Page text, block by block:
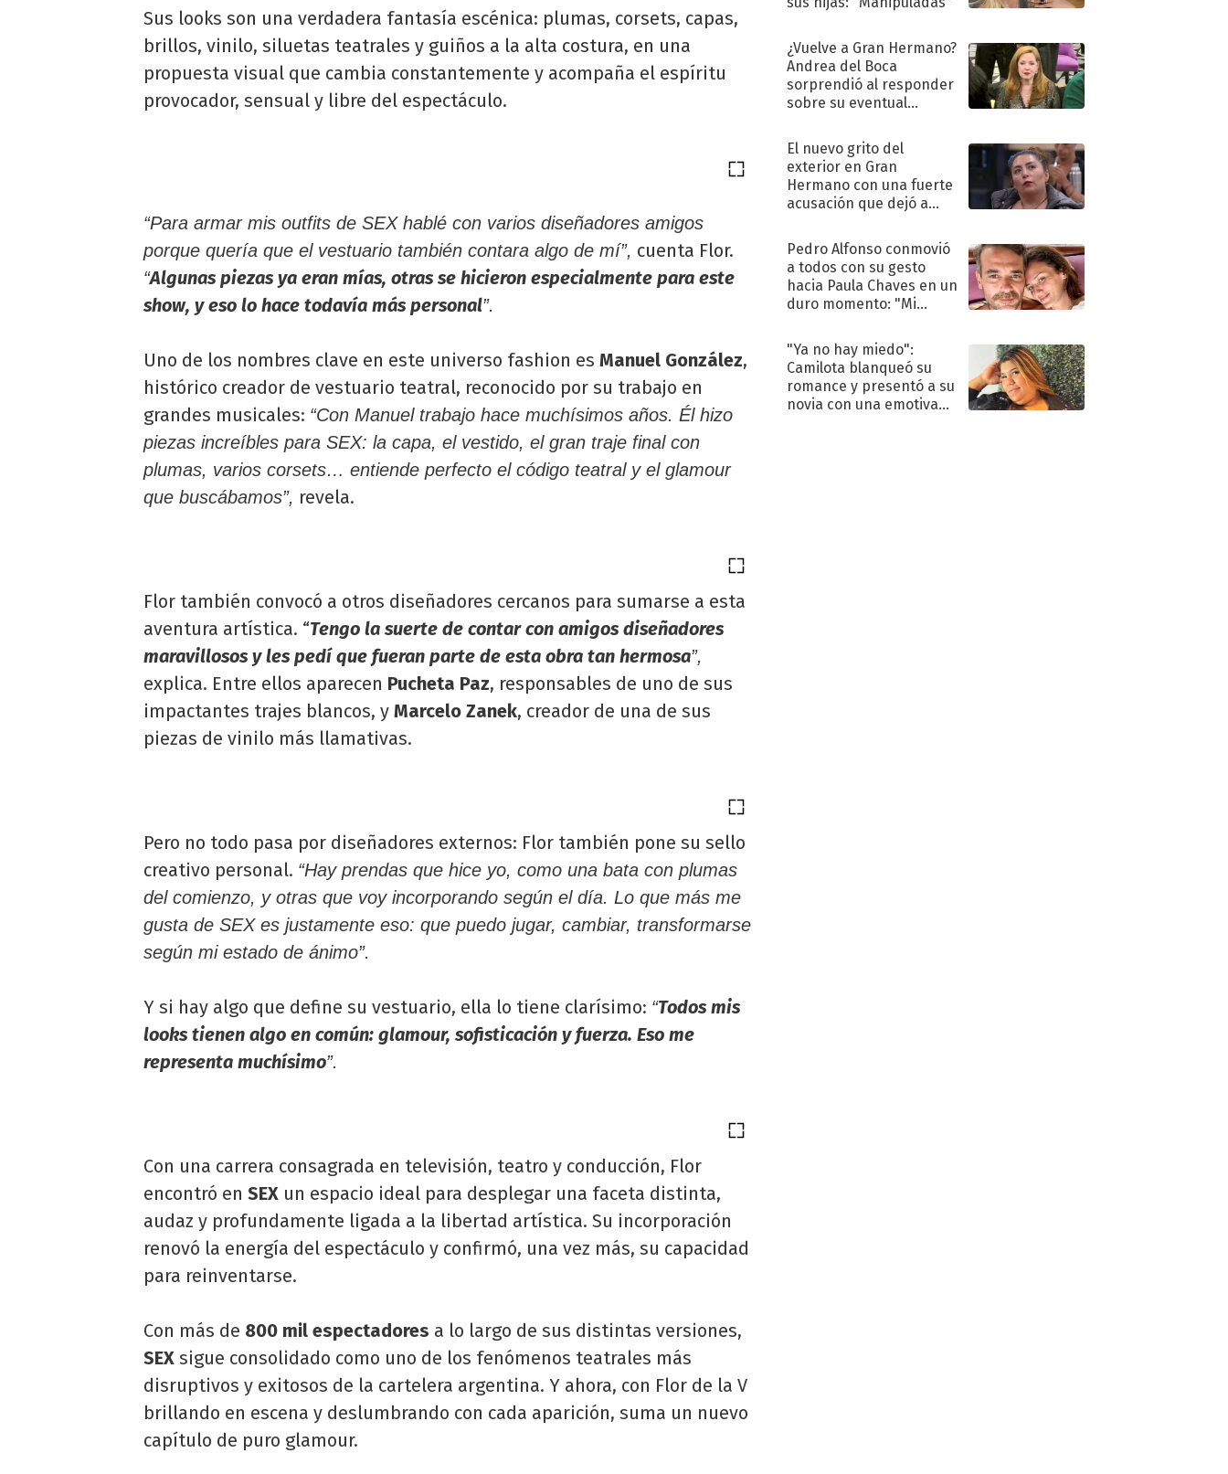
Sus looks son una verdadera fantasía escénica: plumas, corsets, capas,
brillos, vinilo, siluetas teatrales y guiños a la alta costura, en una
propuesta visual que cambia constantemente y acompaña el espíritu
provocador, sensual y libre del espectáculo.
“Para armar mis outfits de SEX hablé con varios diseñadores amigos
porque quería que el vestuario también contara algo de mí”, cuenta Flor.
“Algunas piezas ya eran mías, otras se hicieron especialmente para este
show, y eso lo hace todavía más personal”.
Uno de los nombres clave en este universo fashion es Manuel González,
histórico creador de vestuario teatral, reconocido por su trabajo en
grandes musicales: “Con Manuel trabajo hace muchísimos años. Él hizo
piezas increíbles para SEX: la capa, el vestido, el gran traje final con
plumas, varios corsets… entiende perfecto el código teatral y el glamour
que buscábamos”, revela.
Flor también convocó a otros diseñadores cercanos para sumarse a esta
aventura artística. “Tengo la suerte de contar con amigos diseñadores
maravillosos y les pedí que fueran parte de esta obra tan hermosa”,
explica. Entre ellos aparecen Pucheta Paz, responsables de uno de sus
impactantes trajes blancos, y Marcelo Zanek, creador de una de sus
piezas de vinilo más llamativas.
Pero no todo pasa por diseñadores externos: Flor también pone su sello
creativo personal. “Hay prendas que hice yo, como una bata con plumas
del comienzo, y otras que voy incorporando según el día. Lo que más me
gusta de SEX es justamente eso: que puedo jugar, cambiar, transformarse
según mi estado de ánimo”.
Y si hay algo que define su vestuario, ella lo tiene clarísimo: “Todos mis
looks tienen algo en común: glamour, sofisticación y fuerza. Eso me
representa muchísimo”.
Con una carrera consagrada en televisión, teatro y conducción, Flor
encontró en SEX un espacio ideal para desplegar una faceta distinta,
audaz y profundamente ligada a la libertad artística. Su incorporación
renovó la energía del espectáculo y confirmó, una vez más, su capacidad
para reinventarse.
Con más de 800 mil espectadores a lo largo de sus distintas versiones,
SEX sigue consolidado como uno de los fenómenos teatrales más
disruptivos y exitosos de la cartelera argentina. Y ahora, con Flor de la V
brillando en escena y deslumbrando con cada aparición, suma un nuevo
capítulo de puro glamour.
¿Vuelve a Gran Hermano?
Andrea del Boca
sorprendió al responder
sobre su eventual
El nuevo grito del
exterior en Gran
Hermano con una fuerte
acusación que dejó a
"Traidora"
Pedro Alfonso conmovió
a todos con su gesto
hacia Paula Chaves en un
duro momento: "Mi
terapéutico"
"Ya no hay miedo":
Camilota blanqueó su
romance y presentó a su
novia con una emotiva